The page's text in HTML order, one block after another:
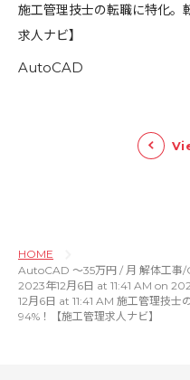
施工管理技士の転職に特化
求人ナビ】
AutoCAD
HOME
AutoCAD 〜35万円 / 月 解体工事
2023年12月6日 at 11:41 AM on
12月6日 at 11:41 AM 施工管理技士
94%！【施工管理求人ナビ】